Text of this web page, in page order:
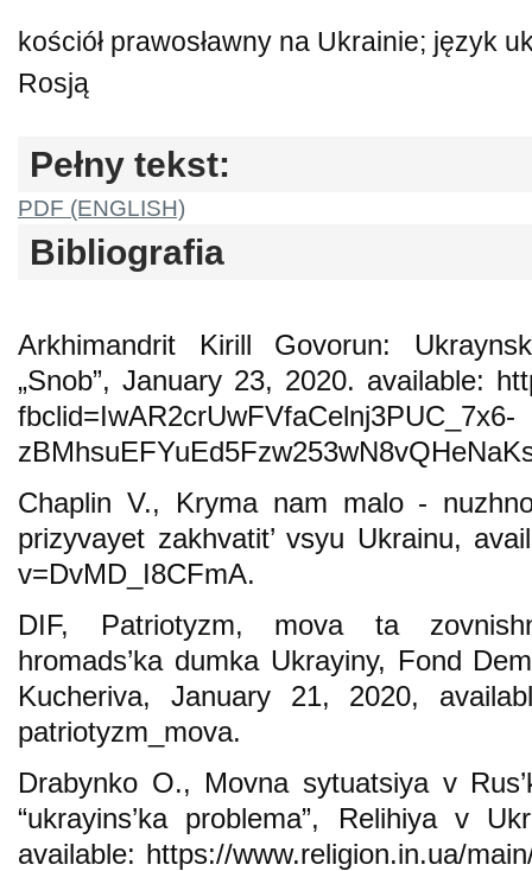
kościół prawosławny na Ukrainie; język
Rosją
Pełny tekst:
PDF (ENGLISH)
Bibliografia
Arkhimandrit Kirill Govorun:
„Snob”, January 23, 2020. available:
fbclid=IwAR2crUwFVfaCelnj3PUC_7x6-
Chaplin V., Kryma nam malo -
prizyvayet zakhvatit’ vsyu Ukrainu,
v=DvMD_I8CFmA.
DIF, Patriotyzm, mova ta
hromads’ka dumka Ukrayiny, Fond
Kucheriva, January 21, 2020,
patriotyzm_mova.
Drabynko O., Movna sytuatsiya v
“ukrayins’ka problema”, Relihiya v
available: https://www.religion.in.ua/